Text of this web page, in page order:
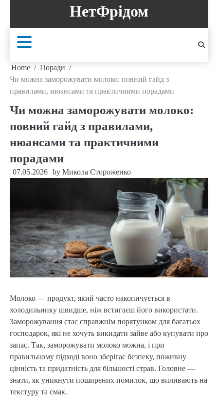
content
НетФрідом
Home
Поради
Чи можна заморожувати молоко: повний гайд з
правилами, нюансами та практичними порадами
Чи можна заморожувати молоко:
повний гайд з правилами,
нюансами та практичними
порадами
07.05.2026 by Микола Стороженко
Молоко — продукт, який часто накопичується в
холодильнику швидше, ніж встигаєш його використати.
Заморожування стає справжнім порятунком для багатьох
господарок, які не хочуть викидати зайве або купувати про
запас. Так, заморожувати молоко можна, і при
правильному підході воно зберігає безпеку, поживну
цінність та придатність для більшості страв. Головне —
знати, як уникнути поширених помилок, що впливають на
текстуру та смак.